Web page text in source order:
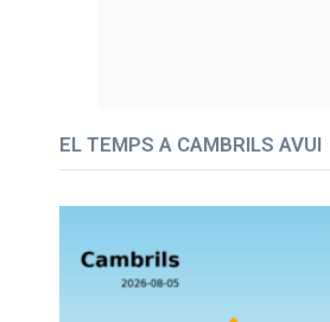
EL TEMPS A CAMBRILS AVUI